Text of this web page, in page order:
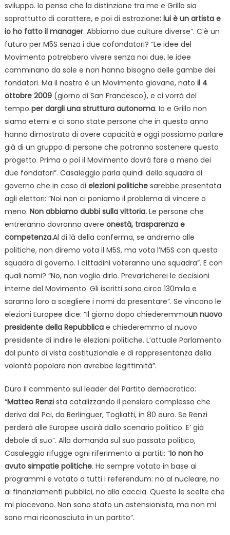
sviluppo. Io penso che la distinzione tra me e Grillo sia
soprattutto di carattere, e poi di estrazione: lui è un artista e
io ho fatto il manager. Abbiamo due culture diverse”. C’è un
futuro per M5S senza i due cofondatori? “Le idee del
Movimento potrebbero vivere senza noi due, le idee
camminano da sole e non hanno bisogno delle gambe dei
fondatori. Ma il nostro è un Movimento giovane, nato il 4
ottobre 2009(giorno di San Francesco), e ci vorrà del
tempo per dargli una struttura autonoma. Io e Grillo non
siamo eterni e ci sono state persone che in questo anno
hanno dimostrato di avere capacità e oggi possiamo parlare
già di un gruppo di persone che potranno sostenere questo
progetto. Prima o poi il Movimento dovrà fare a meno dei
due fondatori”. Casaleggio parla quindi della squadra di
governo che in caso di elezioni politichesarebbe presentata
agli elettori: “Noi non ci poniamo il problema di vincere o
meno. Non abbiamo dubbi sulla vittoria.Le persone che
entreranno dovranno avere onestà, trasparenza e
competenza.Al di là della conferma, se andremo alle
politiche, non diremo vota il M5S, ma vota l’M5S con questa
squadra di governo. I cittadini voteranno una squadra”. E con
quali nomi? “No, non voglio dirlo. Prevaricherei le decisioni
interne del Movimento. Gli iscritti sono circa 130mila e
saranno loro a scegliere i nomi da presentare”. Se vincono le
elezioni Europee dice: “Il giorno dopo chiederemmoun nuovo
presidente della Repubblicae chiederemmo al nuovo
presidente di indire le elezioni politiche. L’attuale Parlamento
dal punto di vista costituzionale e di rappresentanza della
volontà popolare non avrebbe legittimità”.
Duro il commento sul leader del Partito democratico:
“Matteo Renzista catalizzando il pensiero complesso che
deriva dal Pci, da Berlinguer, Togliatti, in 80 euro. Se Renzi
perderà alle Europee uscirà dallo scenario politico. E’ già
debole di suo”. Alla domanda sul suo passato politico,
Casaleggio rifugge ogni riferimento ai partiti: “Io non ho
avuto simpatie politiche. Ho sempre votato in base ai
programmi e votato a tutti i referendum: no al nucleare, no
ai finanziamenti pubblici, no alla caccia. Queste le scelte che
mi piacevano. Non sono stato un astensionista, ma non mi
sono mai riconosciuto in un partito”.